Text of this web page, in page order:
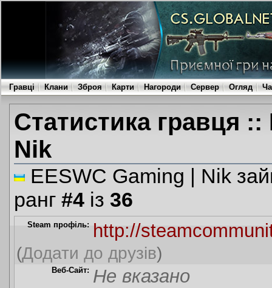
Гравці Клани Зброя Карти Нагороди Сервер Огляд
Статистика гравця
Nik
EESWC Gaming | Nik
ранг #4із 36
Steam профіль: http://
(Додати до друзів)
Веб-Сайт: Не вказано